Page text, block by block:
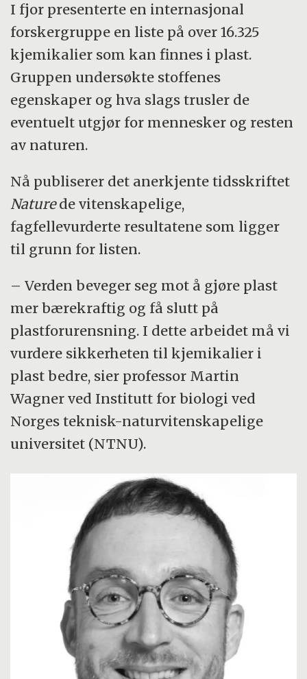
nedbrytbarhet.
Forskerne peker ut 15 særlig
problematiske grupper, som bisfenoler,
ftalater og PFAS, og mener farene ved
plastens kjemikalier undervurderes
funksjoner som tilsetningsstoffer,
prosesshjelpemidler og utgangsstoffer,
men forskerne ber om forenkling og
bedre oversikt.
De foreslår tre tiltak: forby farlige stoffer,
skape mer åpenhet om kjemisk innhold,
og gjøre plast mindre kompleks for å
sikre tryggere og mer bærekraftige
materialer.
Kortversjonen er laget ved hjelp av kunstig
intelligens. Deretter er den kontrollert av et
medlem av redaksjonen.
I fjor presenterte en internasjonal
forskergruppe en liste på over 16.325
kjemikalier som kan finnes i plast.
Gruppen undersøkte stoffenes
egenskaper og hva slags trusler de
eventuelt utgjør for mennesker og resten
av naturen.
Nå publiserer det anerkjente tidsskriftet
Naturede vitenskapelige,
fagfellevurderte resultatene som ligger
til grunn for listen.
– Verden beveger seg mot å gjøre plast
mer bærekraftig og få slutt på
plastforurensning. I dette arbeidet må vi
vurdere sikkerheten til kjemikalier i
plast bedre, sier professor Martin
Wagner ved Institutt for biologi ved
Norges teknisk-naturvitenskapelige
universitet (NTNU).